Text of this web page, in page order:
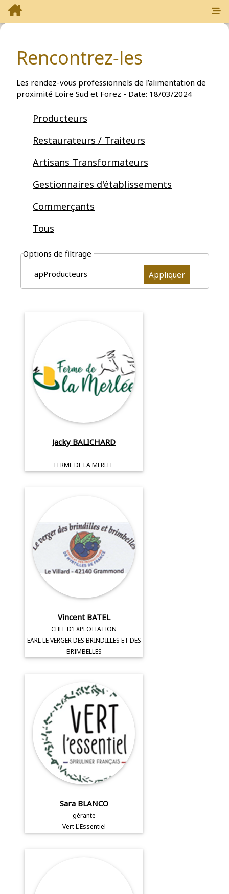
Rencontrez-les
Les rendez-vous professionnels de l’alimentation de
proximité Loire Sud et Forez - Date: 18/03/2024
Producteurs
Restaurateurs / Traiteurs
Artisans Transformateurs
Gestionnaires d'établissements
Commerçants
Tous
Options de filtrage
Jacky BALICHARD
FERME DE LA MERLEE
Vincent BATEL
CHEF D'EXPLOITATION
EARL LE VERGER DES BRINDILLES ET DES
BRIMBELLES
Sara BLANCO
gérante
Vert L'Essentiel